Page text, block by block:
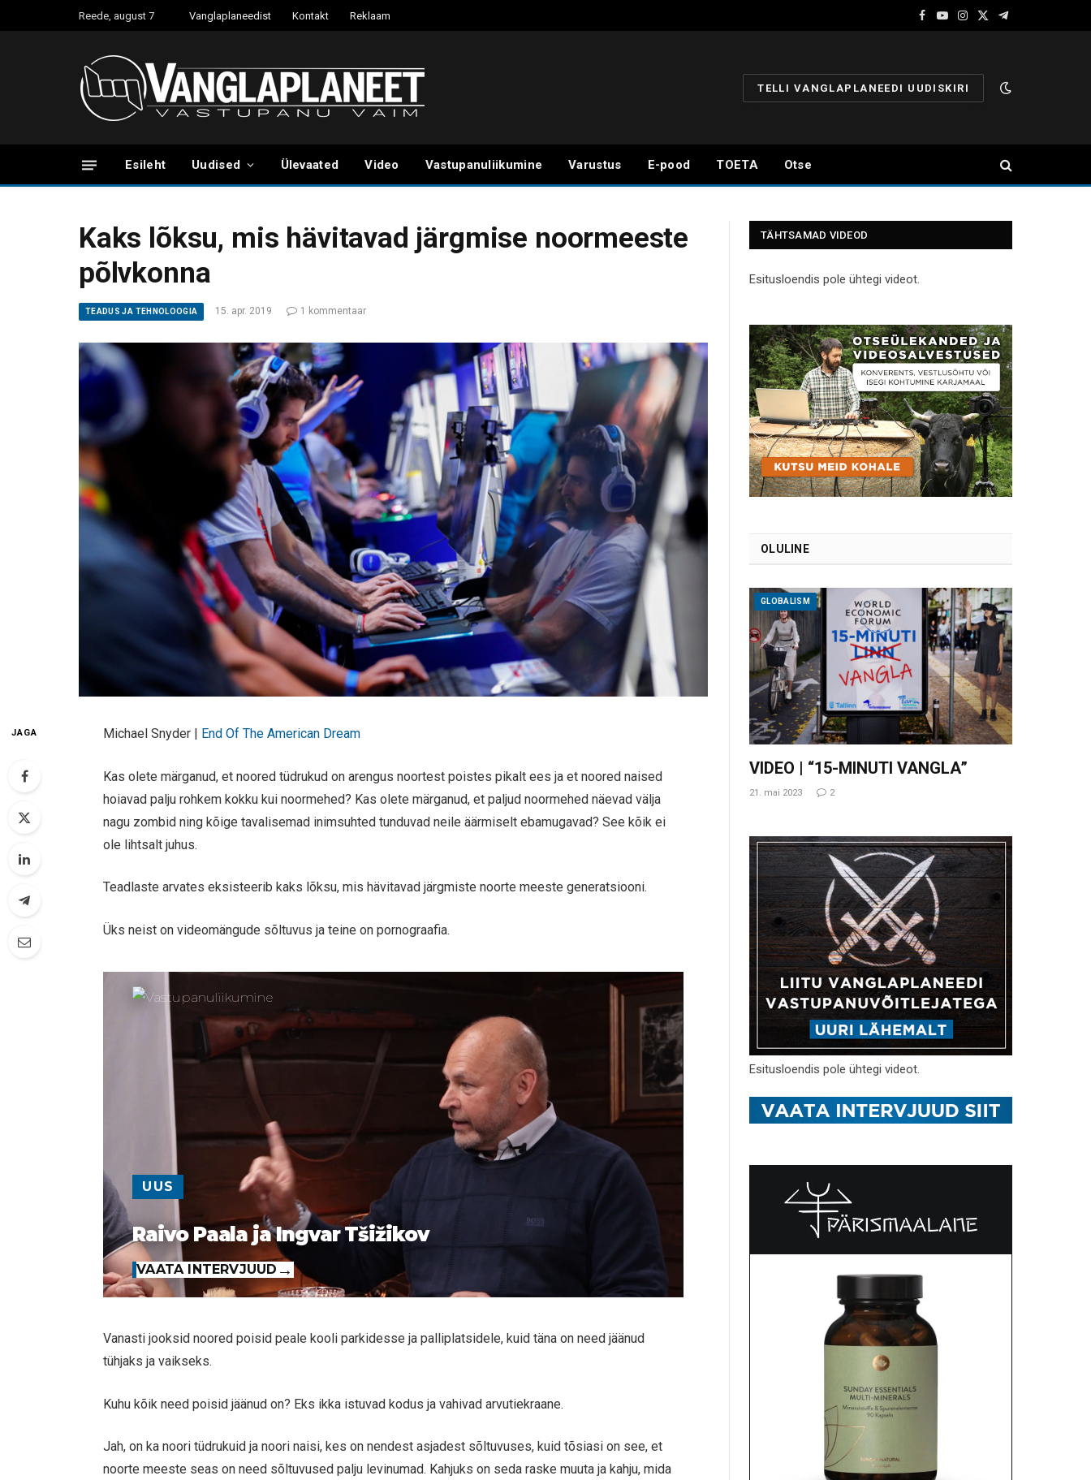
Reede, august 7 Vanglaplaneedist Kontakt Reklaam
Facebook
YouTube
Instagram
X
Telegram
TELLI VANGLAPLANEEDI UUDISKIRI
Esileht Uudised Ülevaated Video Vastupanuliikumine Varustus E-pood TOETA Otse
Kaks lõksu, mis hävitavad järgmise noormeeste
põlvkonna
TEADUS JA TEHNOLOOGIA 15. apr. 2019 1 kommentaar
JAGA Michael Snyder | End Of The American Dream
Kas olete märganud, et noored tüdrukud on arengus noortest poistes pikalt ees ja et noored naised
hoiavad palju rohkem kokku kui noormehed? Kas olete märganud, et paljud noormehed näevad välja
nagu zombid ning kõige tavalisemad inimsuhted tunduvad neile äärmiselt ebamugavad? See kõik ei
ole lihtsalt juhus.
Teadlaste arvates eksisteerib kaks lõksu, mis hävitavad järgmiste noorte meeste generatsiooni.
Üks neist on videomängude sõltuvus ja teine on pornograafia.
UUS
Raivo Paala ja Ingvar Tšižikov
VAATA INTERVJUUD
Vanasti jooksid noored poisid peale kooli parkidesse ja palliplatsidele, kuid täna on need jäänud
tühjaks ja vaikseks.
Kuhu kõik need poisid jäänud on? Eks ikka istuvad kodus ja vahivad arvutiekraane.
Jah, on ka noori tüdrukuid ja noori naisi, kes on nendest asjadest sõltuvuses, kuid tõsiasi on see, et
noorte meeste seas on need sõltuvused palju levinumad. Kahjuks on seda raske muuta ja kahju, mida
TÄHTSAMAD VIDEOD
Esitusloendis pole ühtegi videot.
OLULINE
GLOBALISM
VIDEO | “15-MINUTI VANGLA”
21. mai 2023 2
Esitusloendis pole ühtegi videot.